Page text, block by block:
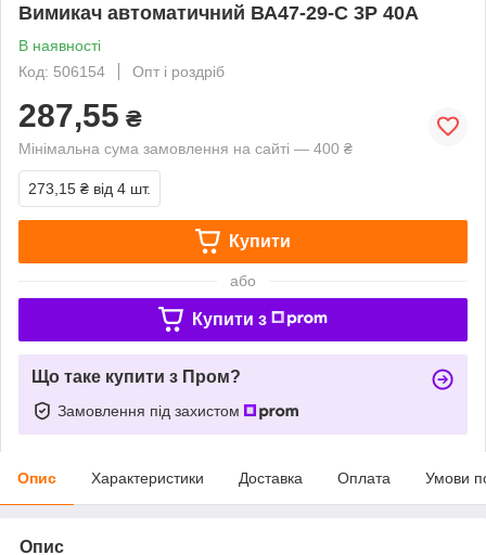
Вимикач автоматичний ВА47-29-С 3Р 40А
В наявності
Код: 506154
Опт і роздріб
287,55 ₴
Мінімальна сума замовлення на сайті — 400 ₴
273,15 ₴ від 4 шт.
Купити
або
Купити з
Що таке купити з Пром?
Замовлення під захистом
Опис Характеристики Доставка Оплата Умови
Опис